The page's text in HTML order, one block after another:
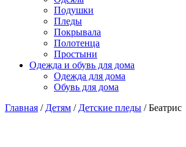
Подушки
Пледы
Покрывала
Полотенца
Простыни
Одежда и обувь для дома
Одежда для дома
Обувь для дома
Главная / Детям / Детские пледы / Беатрис